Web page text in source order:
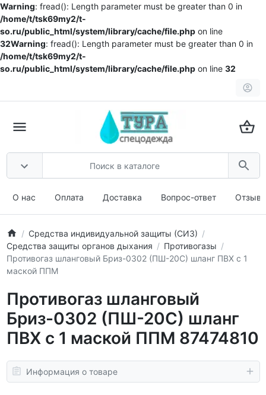
Warning: fread(): Length parameter must be greater than 0 in
/home/t/tsk69my2/t-
so.ru/public_html/system/library/cache/file.php on line
32Warning: fread(): Length parameter must be greater than 0 in
/home/t/tsk69my2/t-
so.ru/public_html/system/library/cache/file.php on line 32
О нас Оплата Доставка Вопрос-ответ
Средства индивидуальной защиты (СИЗ)
Средства защиты органов дыхания
Противогазы
Противогаз шланговый Бриз-0302 (ПШ-20С) шланг ПВХ с 1
маской ППМ
Противогаз шланговый
Бриз-0302 (ПШ-20С) шланг
ПВХ с 1 маской ППМ 87474810
Информация о товаре